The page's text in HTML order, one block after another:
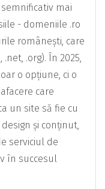
mai
- domeniile .ro
românești, care
.org). În 2025,
o opțiune, ci o
care
un site să fie cu
și conținut,
serviciul de
în succesul